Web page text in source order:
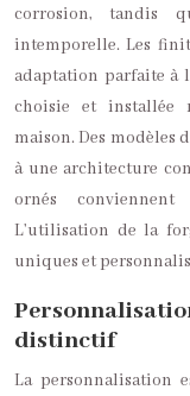
corrosion, tandis
intemporelle. Les
adaptation parfaite à
choisie et installée
maison. Des modèles
à une architecture
ornés
L’utilisation de la
uniques et
distinctif
La personnalisation